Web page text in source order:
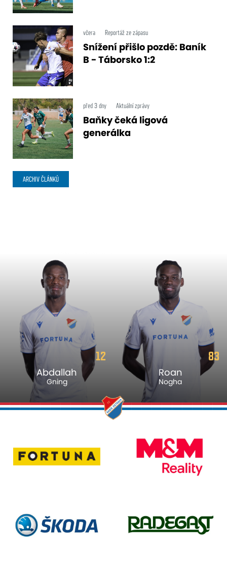
včera Reportáž ze zápasu
Snížení přišlo pozdě: Baník
B - Táborsko 1:2
před 3 dny Aktuální zprávy
Baňky čeká ligová
generálka
ARCHIV ČLÁNKŮ
12
Abdallah
Gning
83
Roan
Nogha